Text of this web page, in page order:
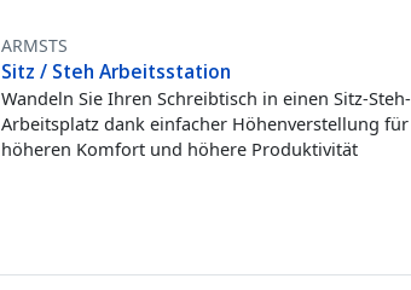
ARMSTS
Sitz / Steh Arbeitsstation
Wandeln Sie Ihren Schreibtisch in einen Sitz-Steh-
Arbeitsplatz dank einfacher Höhenverstellung für
höheren Komfort und höhere Produktivität